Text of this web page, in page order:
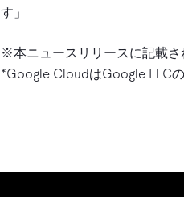
す」
※本ニュースリリースに記載
*Google CloudはGoogle LLCの